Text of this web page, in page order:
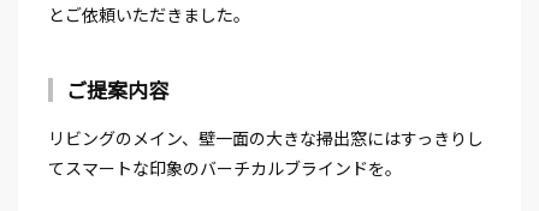
とご依頼いただきました。
ご提案内容
リビングのメイン、壁一面の大きな掃出窓にはすっきりし
てスマートな印象のバーチカルブラインドを。